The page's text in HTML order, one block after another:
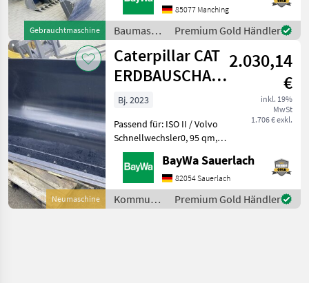
Gebrauchtmaschine
Steuerkreis - Kinshofer
Löffelpaket 1000mm
Grabenwanne hydr.
schwenkbar
85077 Manching
Baumaschinen
/
Caterpillar
Premium Gold Händler
Neumaschine
Caterpillar CAT
ERDBAUSCHAUFEL
0,95 M³ ISO
2.030,14
€
inkl. 19%
MwSt
1.706 € exkl.
Bj. 2023
Passend für: ISO II / Volvo
Schnellwechsler0, 95 qm,
364 kg, 1880mm
BreiteSchürfschiene
Kommunalgeräte Sonstige
Kommunalgeräte
BayWa Sauerlach
82054 Sauerlach
Kommunalgeräte
/
Premium Gold Händler